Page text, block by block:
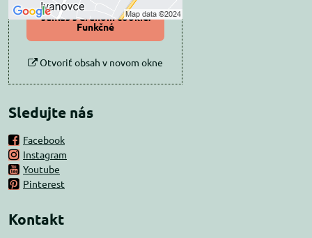
Povoliť a zapamätať -
súhlas s druhom cookie:
Funkčné
Otvoriť obsah v novom okne
Sledujte nás
Facebook
Instagram
Youtube
Pinterest
Kontakt